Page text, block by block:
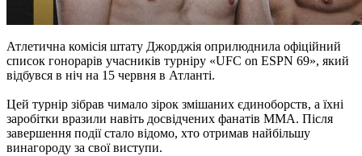
Атлетична комісія штату Джорджія оприлюднила офіційний
список гонорарів учасників турніру «UFC on ESPN 69», який
відбувся в ніч на 15 червня в Атланті.
Цей турнір зібрав чимало зірок змішаних єдиноборств, а їхні
заробітки вразили навіть досвідчених фанатів MMA. Після
завершення події стало відомо, хто отримав найбільшу
винагороду за свої виступи.